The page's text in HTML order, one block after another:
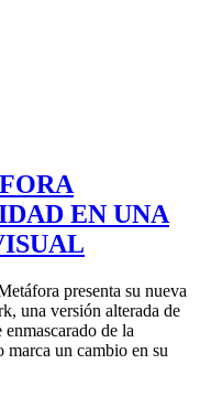
EN UNA
presenta su nueva
una versión alterada de
de la
un cambio en su